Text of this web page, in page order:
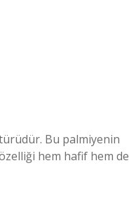
türüdür. Bu palmiyenin
hem hafif hem de